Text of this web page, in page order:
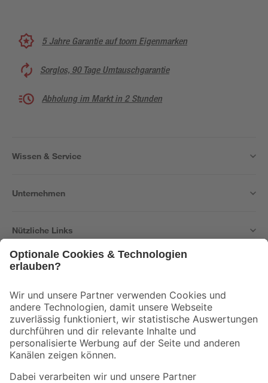
5 Jahre Garantie auf toom Eigenmarken
Sorglos, 90 Tage Umtauschgarantie
Abholung im Markt in 2 Stunden
Wissen & Service
Unternehmen
Nützliche Links
Der toom Newsletter: Keine Angebote und Aktionen mehr verpassen!
Zur Newsletter Anmeldung
Folge uns